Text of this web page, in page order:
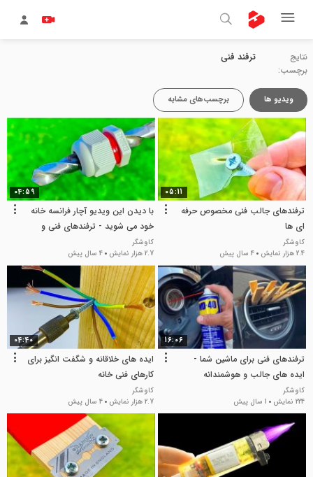
نتایج
برچسب:
ترفند فنی
ویدیو ها برچسب‌های مشابه
05:11
ترفندهای جالب فنی مخصوص حرفه
ای ها
کاوشگر
2.4 هزار نمایش
4 سال پیش
04:59
با دیدن این ویدیو آچار فرانسه خانه
خود می شوید - ترفندهای فنی و
جالب
کاوشگر
2.7 هزار نمایش
4 سال پیش
16:06
ترفندهای فنی برای ماشین شما -
ایده های جالب و هوشمندانه
کاوشگر
224 نمایش
1 سال پیش
04:40
ایده های خلاقانه و شگفت انگیز برای
کارهای فنی خانه
کاوشگر
2.7 هزار نمایش
4 سال پیش